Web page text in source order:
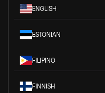
ENGLISH
ESTONIAN
FILIPINO
FINNISH